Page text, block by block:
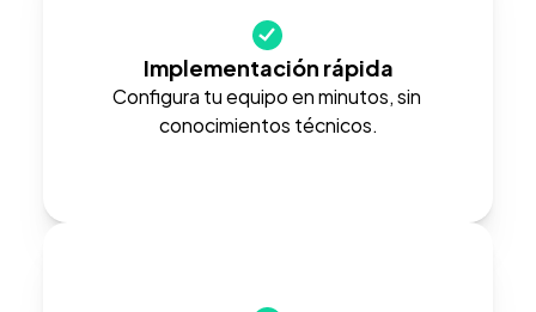
Implementación rápida
Configura tu equipo en minutos, sin
conocimientos técnicos.